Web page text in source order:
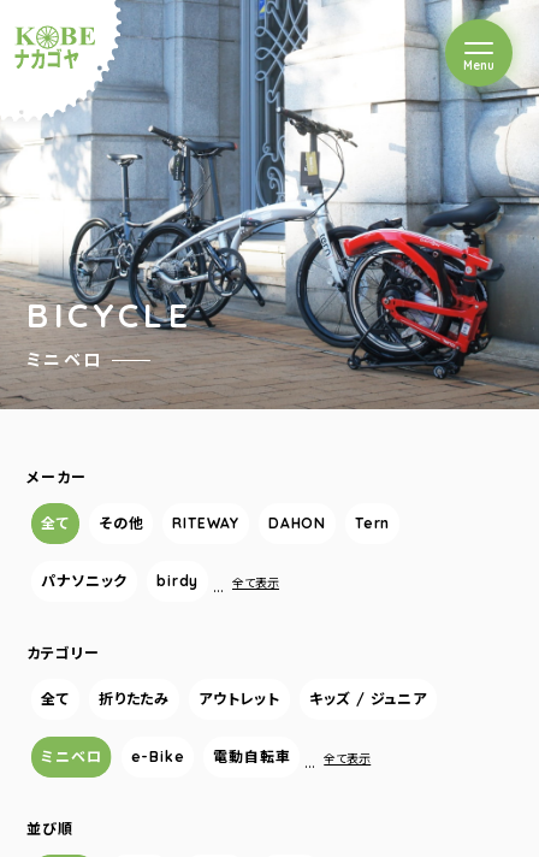
ルショップナカゴヤ
Menuを開閉
BICYCLE
ミニベロ
メーカー
全て その他 RITEWAY DAHON Tern
パナソニック birdy … 全て表示
カテゴリー
全て 折りたたみ アウトレット キッズ / ジュニア
ミニベロ e-Bike 電動自転車 … 全て表示
並び順